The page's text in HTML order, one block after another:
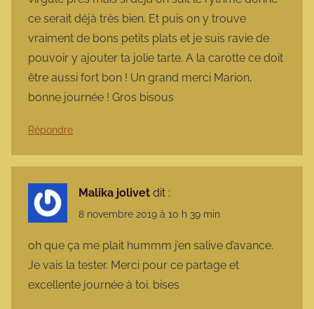
ce serait déjà très bien. Et puis on y trouve
vraiment de bons petits plats et je suis ravie de
pouvoir y ajouter ta jolie tarte. A la carotte ce doit
être aussi fort bon ! Un grand merci Marion,
bonne journée ! Gros bisous
Répondre
Malika jolivet dit :
8 novembre 2019 à 10 h 39 min
oh que ça me plait hummm j’en salive d’avance.
Je vais la tester. Merci pour ce partage et
excellente journée à toi. bises